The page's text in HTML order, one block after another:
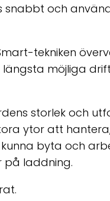
och
tekniken
möjliga
storlek och
ytor att
byta och
på laddning.